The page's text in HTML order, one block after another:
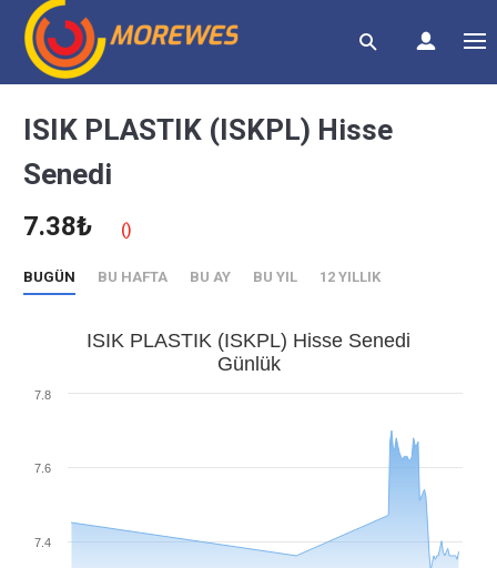
ISIK PLASTIK (ISKPL) Hisse
Senedi
7.38₺ ()
BUGÜN BU HAFTA BU AY BU YIL 12 YILLIK
ISIK PLASTIK (ISKPL) Hisse Senedi
Günlük
7.4
7.6
7.8